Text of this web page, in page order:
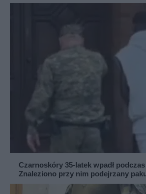
Czarnoskóry 35-latek wpadł
Znaleziono przy nim podejrzany